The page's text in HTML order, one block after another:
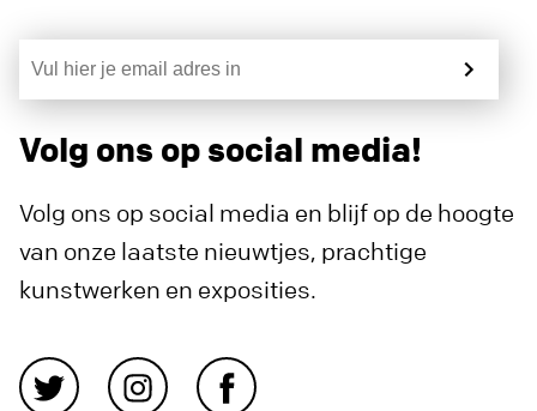
Volg ons op social media!
Volg ons op social media en blijf op de hoogte
van onze laatste nieuwtjes, prachtige
kunstwerken en exposities.